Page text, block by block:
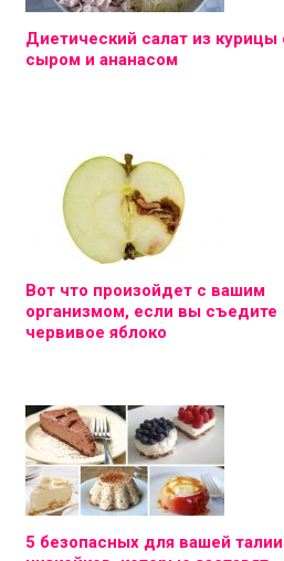
Диетический салат из курицы
сыром и ананасом
Вот что произойдет с вашим
организмом, если вы съедите
червивое яблоко
5 безопасных для вашей талии